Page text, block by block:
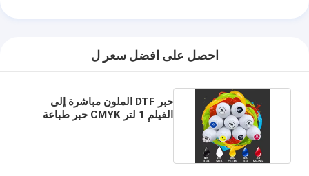
احصل على افضل سعر ل
حبر DTF الملون مباشرة إلى
الفيلم 1 لتر CMYK حبر طباعة